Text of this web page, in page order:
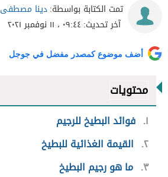
تمت الكتابة بواسطة:دينا مصطفى
آخر تحديث:٠٩:٤٤ ، ١١ نوفمبر ٢٠٢١
أضف موضوع كمصدر مفضل في جوجل
محتويات
١ فوائد البطيخ للرجيم
٢ القيمة الغذائية للبطيخ
٣ ما هو رجيم البطيخ